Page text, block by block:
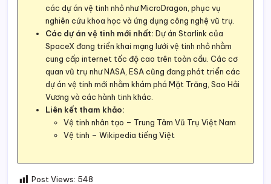
các dự án vệ tinh nhỏ như MicroDragon, phục vụ
nghiên cứu khoa học và ứng dụng công nghệ vũ trụ.
Các dự án vệ tinh mới nhất: Dự án Starlink của
SpaceX đang triển khai mạng lưới vệ tinh nhỏ nhằm
cung cấp internet tốc độ cao trên toàn cầu. Các cơ
quan vũ trụ như NASA, ESA cũng đang phát triển các
dự án vệ tinh mới nhằm khám phá Mặt Trăng, Sao Hải
Vương và các hành tinh khác.
Liên kết tham khảo:
Vệ tinh nhân tạo – Trung Tâm Vũ Trụ Việt Nam
Vệ tinh – Wikipedia tiếng Việt
Post Views: 548